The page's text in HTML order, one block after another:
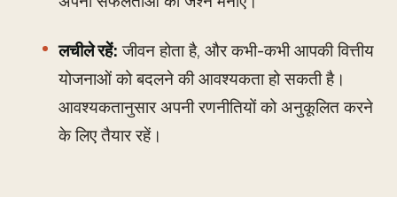
लचीले रहें: जीवन होता है, और कभी-कभी आपकी वित्तीय
योजनाओं को बदलने की आवश्यकता हो सकती है।
आवश्यकतानुसार अपनी रणनीतियों को अनुकूलित करने
के लिए तैयार रहें।